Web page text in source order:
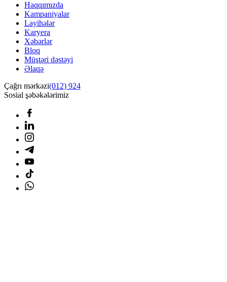
Haqqımızda
Kampaniyalar
Layihələr
Karyera
Xəbərlər
Bloq
Müştəri dəstəyi
Əlaqə
Çağrı mərkəzi(012) 924
Sosial şəbəkələrimiz